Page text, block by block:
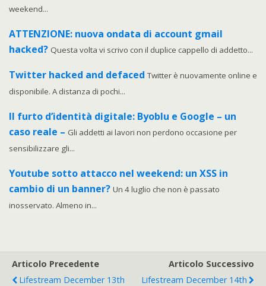
weekend...
ATTENZIONE: nuova ondata di account gmail
hacked? Questa volta vi scrivo con il duplice cappello di addetto...
Twitter hacked and defacedTwitter è nuovamente online e
disponibile. A distanza di pochi...
Il furto d’identità digitale: Byoblu e Google – un
caso reale – Gli addetti ai lavori non perdono occasione per
sensibilizzare gli...
Youtube sotto attacco nel weekend: un XSS in
cambio di un banner? Un 4 luglio che non è passato
inosservato. Almeno in...
Articolo Precedente
Lifestream December 13th
Articolo Successivo
Lifestream December 14th